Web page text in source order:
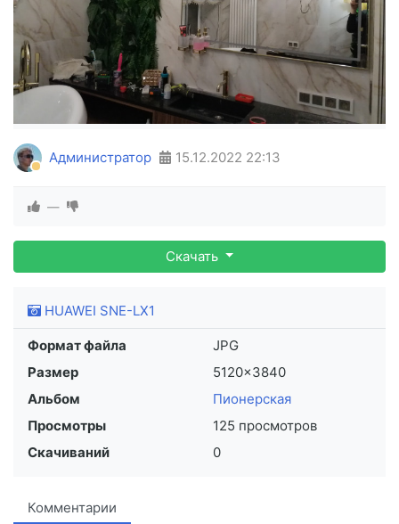
Администратор 15.12.2022 22:13
—
Скачать
HUAWEI SNE-LX1
Формат файла
JPG
Размер
5120×3840
Альбом
Пионерская
Просмотры
125 просмотров
Скачиваний
0
Комментарии